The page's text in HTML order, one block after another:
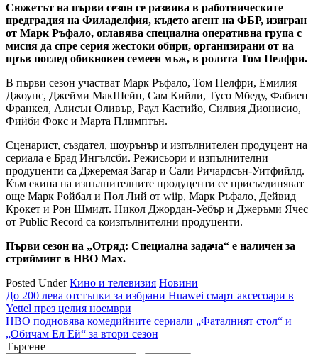
Сюжетът на първи сезон се развива в работническите
предградия на Филаделфия, където агент на ФБР, изигран
от Марк Ръфало, оглавява специална оперативна група с
мисия да спре серия жестоки обири, организирани от на
пръв поглед обикновен семеен мъж, в ролята Том Пелфри.
В първи сезон участват Марк Ръфало, Том Пелфри, Емилия
Джоунс, Джейми МакШейн, Сам Кийли, Тусо Мбеду, Фабиен
Франкел, Алисън Оливър, Раул Кастийо, Силвия Дионисио,
Фийби Фокс и Марта Плимптън.
Сценарист, създател, шоурънър и изпълнителен продуцент на
сериала е Брад Ингълсби. Режисьори и изпълнителни
продуценти са Джеремая Загар и Сали Ричардсън-Уитфийлд.
Към екипа на изпълнителните продуценти се присъединяват
още Марк Ройбал и Пол Лий от wiip, Марк Ръфало, Дейвид
Крокет и Рон Шмидт. Никол Джордан-Уебър и Джеръми Ячес
от Public Record са коизпълнителни продуценти.
Първи сезон на „Отряд: Специална задача“ е наличен за
стрийминг в HBO Max.
Posted UnderКино и телевизия Новини
Навигация
До 200 лева отстъпки за избрани Huawei смарт аксесоари в
Yettel през целия ноември
HBO подновява комедийните сериали „Фаталният стол“ и
„Обичам Ел Ей“ за втори сезон
Търсене